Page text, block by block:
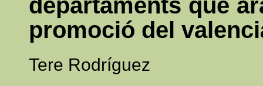
departaments que
promoció del
Tere Rodríguez